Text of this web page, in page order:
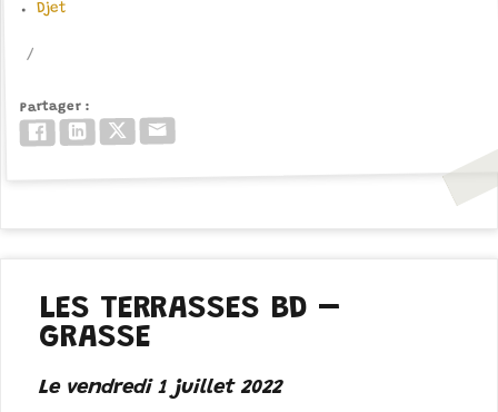
Djet
Partager
FacebookLinkedInTwitter/X
LES TERRASSES BD –
GRASSE
Le vendredi 1 juillet 2022